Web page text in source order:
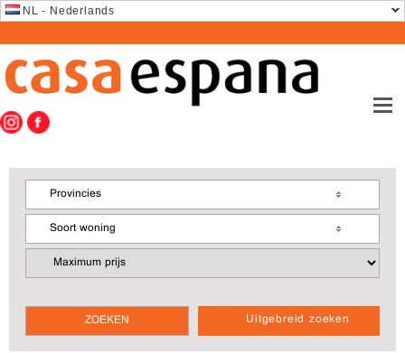
NL - Nederlands
Uitgebreid zoeken
Provincies
Soort woning